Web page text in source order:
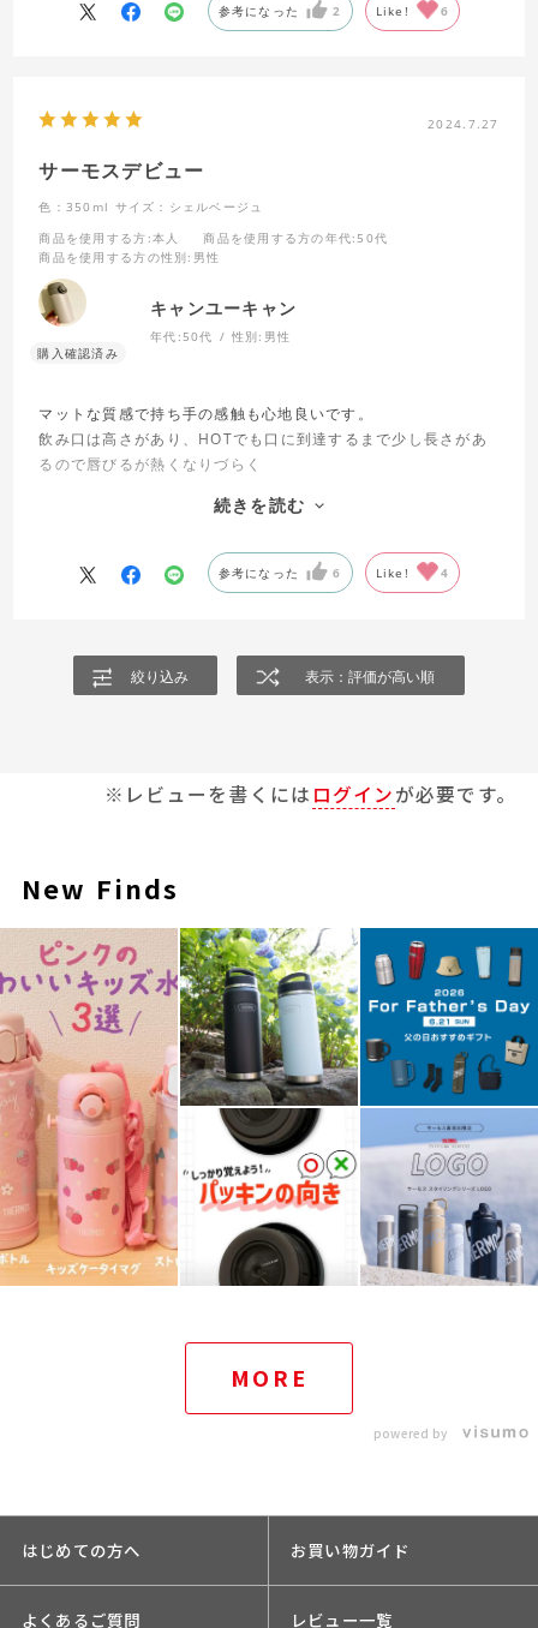
参考になった 2 Like! 6
2024.7.27
サーモスデビュー
色：350ml サイズ：シェルベージュ
商品を使用する方 :本人 商品を使用する方の年代:50代
商品を使用する方の性別:男性
キャンユーキャン
年代:50代 性別: 男性
マットな質感で持ち手の感触も心地良いです。
飲み口は高さがあり、HOTでも口に到達するまで少し長さがあ
るので唇びるが熱くなりづらく
とても気に入ったので他のモデルも買おうかと
続きを読む
参考になった 6 Like! 4
絞り込み 表示：評価が高い順
※レビューを書くには ログインが必要です。
New Finds
MORE
powered by
はじめての方へ お買い物ガイド
よくあるご質問 レビュー一覧